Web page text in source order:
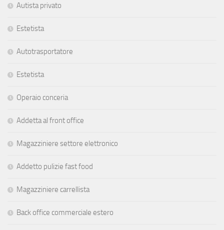
Autista privato
Estetista
Autotrasportatore
Estetista
Operaio conceria
Addetta al front office
Magazziniere settore elettronico
Addetto pulizie fast food
Magazziniere carrellista
Back office commerciale estero